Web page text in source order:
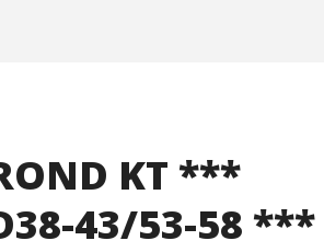
KT ***
43/53-58 ***